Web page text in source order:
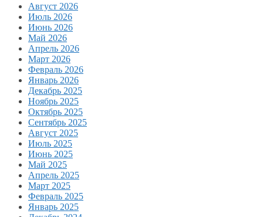
Август 2026
Июль 2026
Июнь 2026
Май 2026
Апрель 2026
Март 2026
Февраль 2026
Январь 2026
Декабрь 2025
Ноябрь 2025
Октябрь 2025
Сентябрь 2025
Август 2025
Июль 2025
Июнь 2025
Май 2025
Апрель 2025
Март 2025
Февраль 2025
Январь 2025